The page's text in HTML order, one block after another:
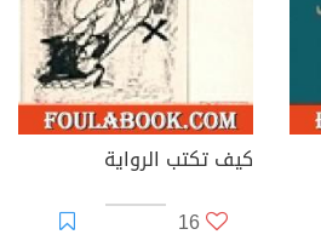
كيف تكتب الرواية
16